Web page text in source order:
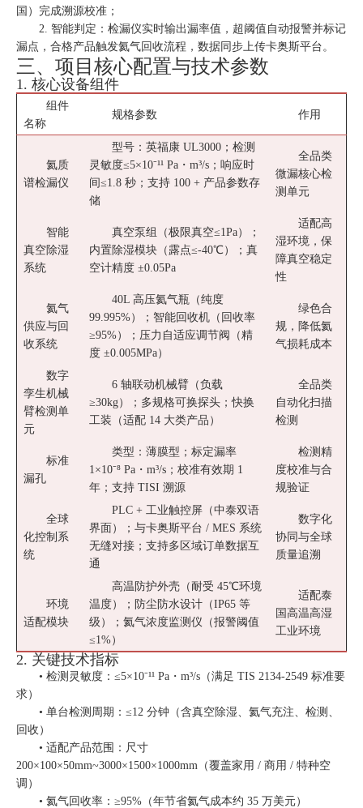
国）完成溯源校准；
2. 智能判定：检漏仪实时输出漏率值，超阈值自动报警并标记
漏点，合格产品触发氦气回收流程，数据同步上传卡奥斯平台。
三、项目核心配置与技术参数
1. 核心设备组件
组件
名称
规格参数 作用
氦质
谱检漏仪
型号：英福康 UL3000；检测
灵敏度≤5×10⁻¹¹ Pa・m³/s；响应时
间≤1.8 秒；支持 100 + 产品参数存
储
全品类
微漏核心检
测单元
智能
真空除湿
系统
真空泵组（极限真空≤1Pa）；
内置除湿模块（露点≤-40℃）；真
空计精度 ±0.05Pa
适配高
湿环境，保
障真空稳定
性
氦气
供应与回
收系统
40L 高压氦气瓶（纯度
99.995%）；智能回收机（回收率
≥95%）；压力自适应调节阀（精
度 ±0.005MPa）
绿色合
规，降低氦
气损耗成本
数字
孪生机械
臂检测单
元
6 轴联动机械臂（负载
≥30kg）；多规格可换探头；快换
工装（适配 14 大类产品）
全品类
自动化扫描
检测
标准
漏孔
类型：薄膜型；标定漏率
1×10⁻⁸ Pa・m³/s；校准有效期 1
年；支持 TISI 溯源
检测精
度校准与合
规验证
全球
化控制系
统
PLC + 工业触控屏（中泰双语
界面）；与卡奥斯平台 / MES 系统
无缝对接；支持多区域订单数据互
通
数字化
协同与全球
质量追溯
环境
适配模块
高温防护外壳（耐受 45℃环境
温度）；防尘防水设计（IP65 等
级）；氦气浓度监测仪（报警阈值
≤1%）
适配泰
国高温高湿
工业环境
2. 关键技术指标
• 检测灵敏度：≤5×10⁻¹¹ Pa・m³/s（满足 TIS 2134-2549 标准要
求）
• 单台检测周期：≤12 分钟（含真空除湿、氦气充注、检测、
回收）
• 适配产品范围：尺寸
200×100×50mm~3000×1500×1000mm（覆盖家用 / 商用 / 特种空
调）
• 氦气回收率：≥95%（年节省氦气成本约 35 万美元）